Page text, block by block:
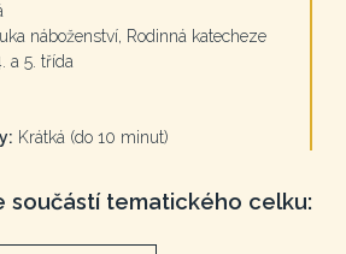
náboženství, Rodinná katecheze
a 5. třída
Krátká (do 10 minut)
součástí tematického celku: